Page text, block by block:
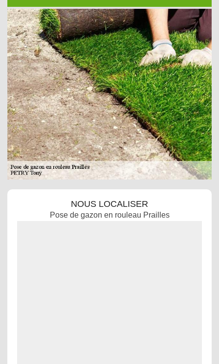
NOUS LOCALISER
Pose de gazon en rouleau Prailles